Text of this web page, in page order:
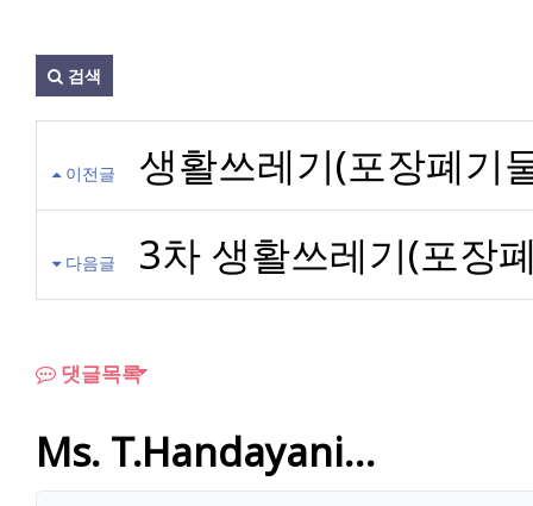
검색
이전글 생활쓰레기(포장폐기
다음글 3차 생활쓰레기(포장
댓글목록
Ms. T.Handayani…